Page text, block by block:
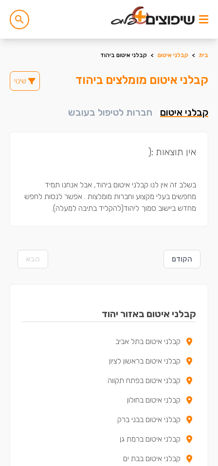
בית > קבלני איטום > קבלני איטום ביהוד
קבלני איטום מומלצים ביהוד שינוי
קבלני איטום חברות לטיפול בעובש
אין תוצאות :(
בשלב זה אין לנו קבלני איטום ביהוד, אבל אנחנו תמיד
מחפשים בעלי מקצוע וחברות מומלצות . אפשר לנסות לחפש
מחדש ביישוב סמוך ליהוד(להקליד בתיבה למעלה).
הקודם הבא
קבלני איטום באזור יהוד
קבלני איטום בתל אביב
קבלני איטום בראשון לציון
קבלני איטום בפתח תקווה
קבלני איטום בחולון
קבלני איטום בבני ברק
קבלני איטום ברמת גן
קבלני איטום בבת ים